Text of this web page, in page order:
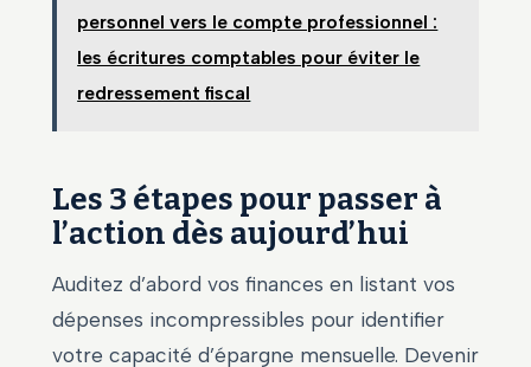
personnel vers le compte professionnel :
les écritures comptables pour éviter le
redressement fiscal
Les 3 étapes pour passer à
l’action dès aujourd’hui
Auditez d’abord vos finances en listant vos
dépenses incompressibles pour identifier
votre capacité d’épargne mensuelle. Devenir